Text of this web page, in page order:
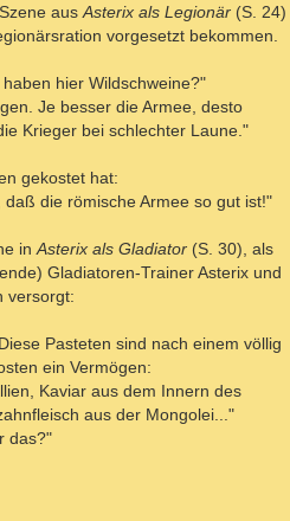
ausAsterix als Legionär (S. 24)
vorgesetzt bekommen.
hier Wildschweine?"
Je besser die Armee, desto
Krieger bei schlechter Laune."
gekostet hat:
die römische Armee so gut ist!"
inAsterix als Gladiator (S. 30), als
Gladiatoren-Trainer Asterix und
versorgt:
Pasteten sind nach einem völlig
ein Vermögen:
Kaviar aus dem Innern des
aus der Mongolei..."
das?"